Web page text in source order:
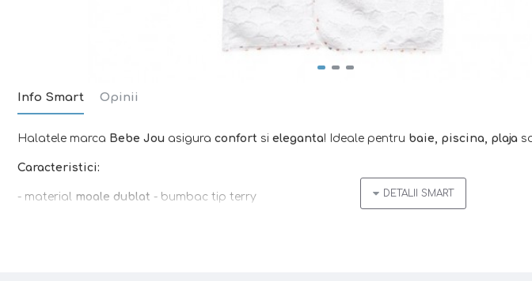
Info Smart Opinii
Halatele marca Bebe Jou asigura confort si eleganta! Ideale pentru baie, piscina, plaja
Caracteristici:
- material moale dublat - bumbac tip terry